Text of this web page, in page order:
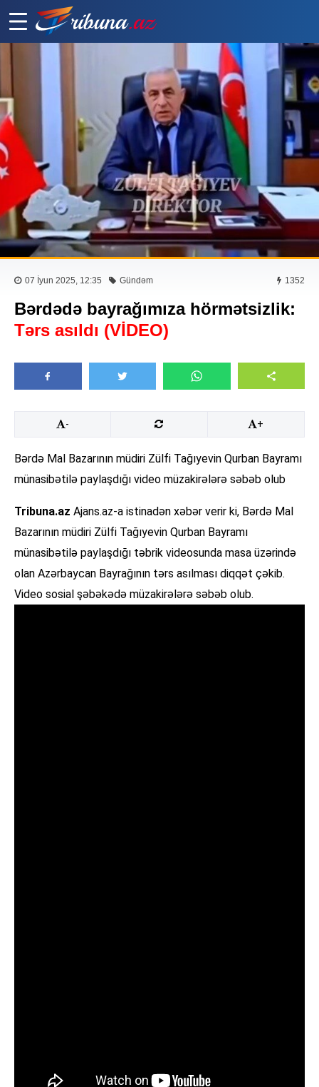
07 İyun 2025, 12:35 Gündəm 1352
Bərdədə bayrağımıza hörmətsizlik:
Tərs asıldı (VİDEO)
- +
Bərdə Mal Bazarının müdiri Zülfi Tağıyevin Qurban Bayramı
münasibətilə paylaşdığı video müzakirələrə səbəb olub
Tribuna.az Ajans.az-a istinadən xəbər verir ki, Bərdə Mal
Bazarının müdiri Zülfi Tağıyevin Qurban Bayramı
münasibətilə paylaşdığı təbrik videosunda masa üzərində
olan Azərbaycan Bayrağının tərs asılması diqqət çəkib.
Video sosial şəbəkədə müzakirələrə səbəb olub.